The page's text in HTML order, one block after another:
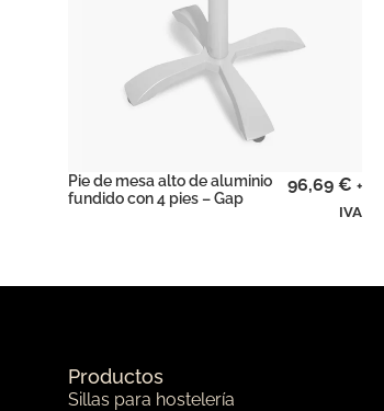
Pie de mesa alto de aluminio
fundido con 4 pies – Gap
96,69 € +
IVA
Productos
Sillas para hostelería